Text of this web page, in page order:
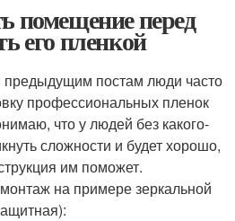
помещение перед
его пленкой
постам люди часто
профессиональных пленок
что у людей без какого-
сложности и будет хорошо,
им поможет.
на примере зеркальной